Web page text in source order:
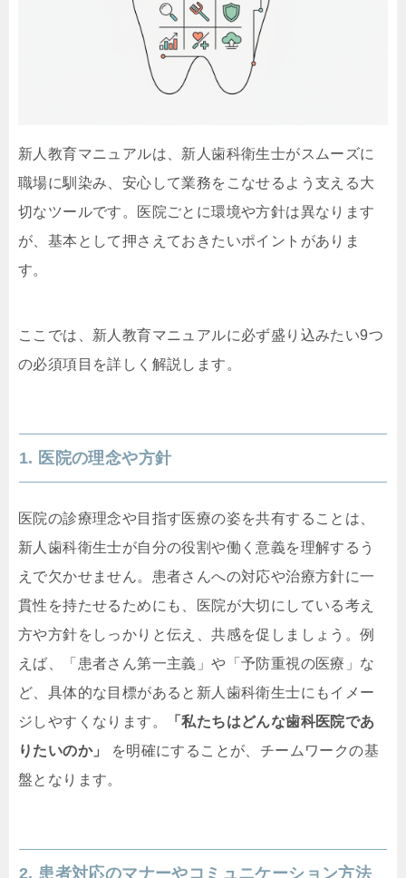
新人教育マニュアルは、新人歯科衛生士がスムーズに
職場に馴染み、安心して業務をこなせるよう支える大
切なツールです。医院ごとに環境や方針は異なります
が、基本として押さえておきたいポイントがありま
す。
ここでは、新人教育マニュアルに必ず盛り込みたい9つ
の必須項目を詳しく解説します。
1. 医院の理念や方針
医院の診療理念や目指す医療の姿を共有することは、
新人歯科衛生士が自分の役割や働く意義を理解するう
えで欠かせません。患者さんへの対応や治療方針に一
貫性を持たせるためにも、医院が大切にしている考え
方や方針をしっかりと伝え、共感を促しましょう。例
えば、「患者さん第一主義」や「予防重視の医療」な
ど、具体的な目標があると新人歯科衛生士にもイメー
ジしやすくなります。
「私たちはどんな歯科医院であ
りたいのか」
を明確にすることが、チームワークの基
盤となります。
2. 患者対応のマナーやコミュニケーション方法